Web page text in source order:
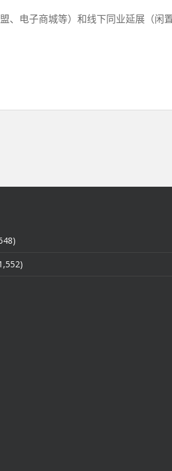
、电子商城等）和线下同业延展（闲